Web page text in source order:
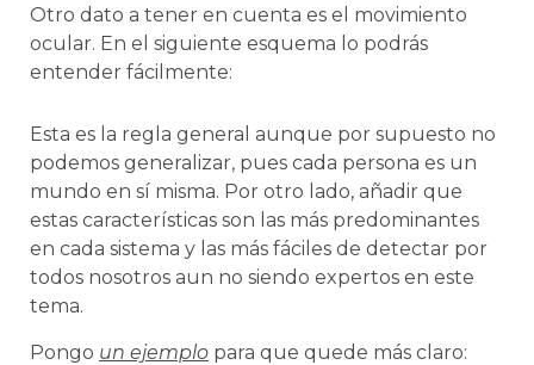
Otro dato a tener en cuenta es el movimiento
ocular. En el siguiente esquema lo podrás
entender fácilmente:
Esta es la regla general aunque por supuesto no
podemos generalizar, pues cada persona es un
mundo en sí misma. Por otro lado, añadir que
estas características son las más predominantes
en cada sistema y las más fáciles de detectar por
todos nosotros aun no siendo expertos en este
tema.
Pongo un ejemplo para que quede más claro: